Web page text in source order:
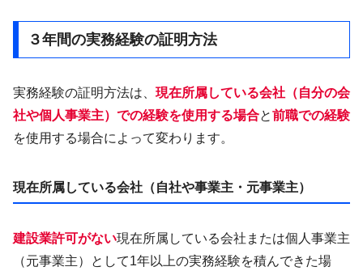
３年間の実務経験の証明方法
実務経験の証明方法は、 現在所属している会社（自分の会
社や個人事業主）での経験を使用する場合と前職での経験
を使用する場合によって変わります。
現在所属している会社（自社や事業主・元事業主）
建設業許可がない現在所属している会社または個人事業主
（元事業主）として1年以上の実務経験を積んできた場